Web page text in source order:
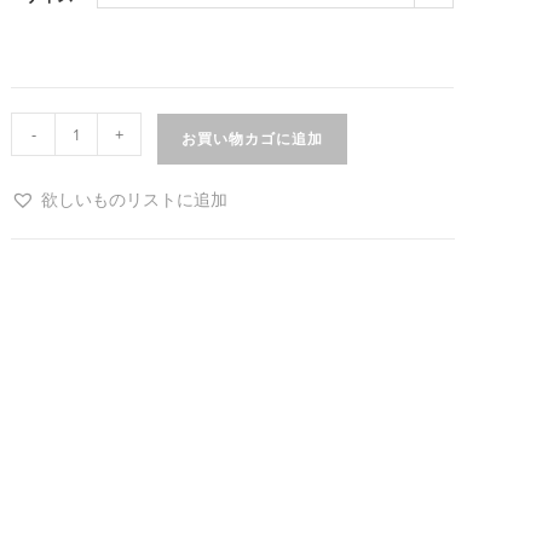
- + お買い物カゴに追加
欲しいものリストに追加